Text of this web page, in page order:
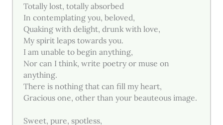
Totally lost, totally absorbed
In contemplating you, beloved,
Quaking with delight, drunk with love,
My spirit leaps towards you.
I am unable to begin anything,
Nor can I think, write poetry or muse on
anything.
There is nothing that can fill my heart,
Gracious one, other than your beauteous image.
Sweet, pure, spotless,